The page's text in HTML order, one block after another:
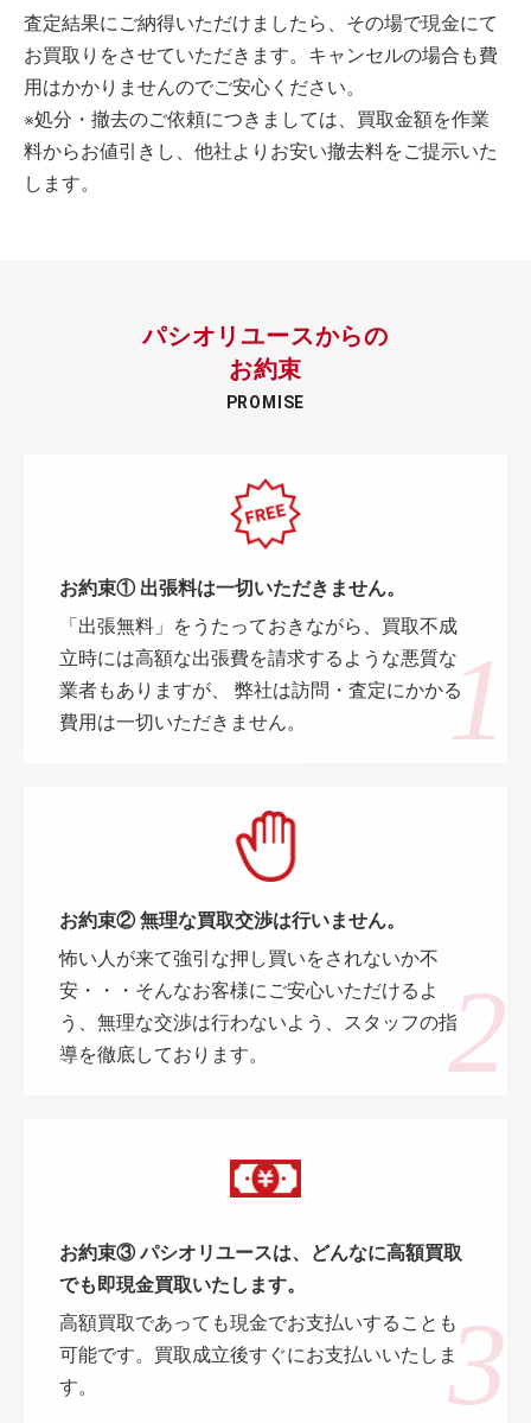
査定結果にご納得いただけましたら、その場で現金にて
お買取りをさせていただきます。キャンセルの場合も費
用はかかりませんのでご安心ください。
※処分・撤去のご依頼につきましては、買取金額を作業
料からお値引きし、他社よりお安い撤去料をご提示いた
します。
パシオリユースからの
お約束
PROMISE
お約束① 出張料は一切いただきません。
「出張無料」をうたっておきながら、買取不成
立時には高額な出張費を請求するような悪質な
業者もありますが、 弊社は訪問・査定にかかる
費用は一切いただきません。
お約束② 無理な買取交渉は行いません。
怖い人が来て強引な押し買いをされないか不
安・・・そんなお客様にご安心いただけるよ
う、無理な交渉は行わないよう、スタッフの指
導を徹底しております。
お約束③ パシオリユースは、どんなに高額買取
でも即現金買取いたします。
高額買取であっても現金でお支払いすることも
可能です。買取成立後すぐにお支払いいたしま
す。